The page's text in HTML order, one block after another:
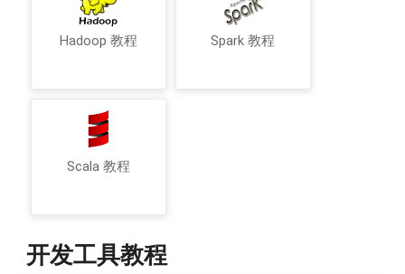
Hadoop 教程 Spark 教程
Scala 教程
开发工具教程